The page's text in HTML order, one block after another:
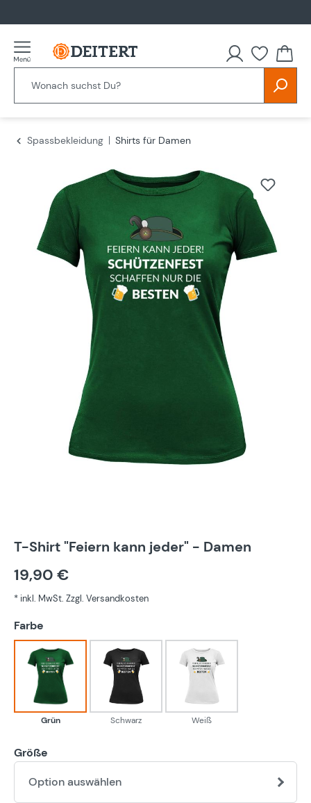
Spassbekleidung
Shirts für Damen
T-Shirt "Feiern kann jeder" - Damen
19,90 €
* inkl. MwSt. Zzgl. Versandkosten
Farbe
Grün
Grün
Schwarz
Schwarz
Weiß
Weiß
Größe
Option auswählen